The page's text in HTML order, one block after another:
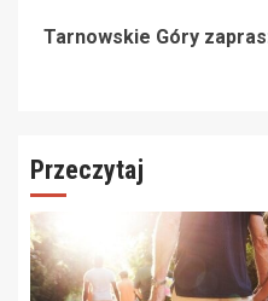
Tarnowskie Góry
Przeczytaj